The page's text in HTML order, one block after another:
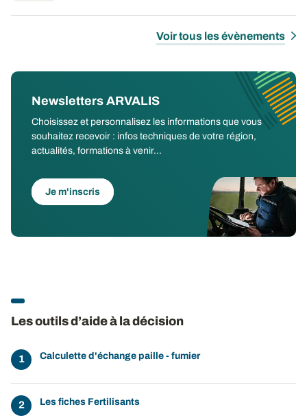
Voir tous les évènements
Newsletters ARVALIS
Choisissez et personnalisez les informations que vous
souhaitez recevoir : infos techniques de votre région,
actualités, formations à venir...
Je m'inscris
Les outils d’aide à la décision
Calculette d'échange paille - fumier
Les fiches Fertilisants